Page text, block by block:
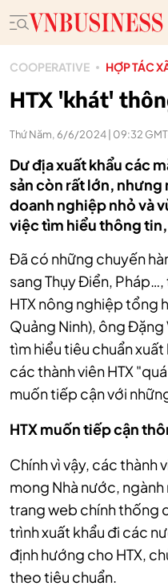
COOPERATIVE HỢP TÁC
HTX 'khát'
Thứ Năm, 6/6/2024 | 09:32
Dư địa xuất khẩu các
sản còn rất lớn, nhưng
doanh nghiệp nhỏ và
việc tìm hiểu thông
Đã có những chuyến
sang Thụy Điển,
HTX nông nghiệp tổng
Quảng Ninh), ông
tìm hiểu tiêu chuẩn
các thành viên HTX
muốn tiếp cận với
HTX muốn tiếp cận
Chính vì vậy, các thành
mong Nhà nước,
trang web chính thống
trình xuất khẩu đi các
định hướng cho HTX,
theo tiêu chuẩn.